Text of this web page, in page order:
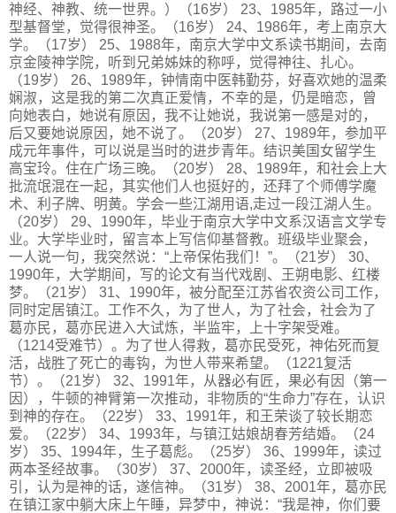
神经、神教、统一世界。）（16岁） 23、1985年，路过一小
型基督堂，觉得很神圣。（16岁） 24、1986年，考上南京大
学。（17岁） 25、1988年，南京大学中文系读书期间，去南
京金陵神学院，听到兄弟姊妹的称呼，觉得神往、扎心。
（19岁） 26、1989年，钟情南中医韩勤芬，好喜欢她的温柔
娴淑，这是我的第二次真正爱情，不幸的是，仍是暗恋，曾
向她表白，她说有原因，我不让她说，我说第一感是对的，
后又要她说原因，她不说了。（20岁） 27、1989年，参加平
成元年事件，可以说是当时的进步青年。结识美国女留学生
高宝玲。住在广场三晚。（20岁） 28、1989年，和社会上大
批流氓混在一起，其实他们人也挺好的，还拜了个师傅学魔
术、利子牌、明黄。学会一些江湖用语,走过一段江湖人生。
（20岁） 29、1990年，毕业于南京大学中文系汉语言文学专
业。大学毕业时，留言本上写信仰基督教。班级毕业聚会，
一人说一句，我突然说：“上帝保佑我们！”。（21岁） 30、
1990年，大学期间，写的论文有当代戏剧、王朔电影、红楼
梦。（21岁） 31、1990年，被分配至江苏省农资公司工作，
同时定居镇江。工作不久，为了世人，为了社会，社会为了
葛亦民，葛亦民进入大试炼，半监牢，上十字架受难。
（1214受难节）。为了世人得救，葛亦民受死，神佑死而复
活，战胜了死亡的毒钩，为世人带来希望。（1221复活
节）。（21岁） 32、1991年，从器必有匠，果必有因（第一
因），牛顿的神臂第一次推动，非物质的“生命力”存在，认识
到神的存在。（22岁） 33、1991年，和王荣谈了较长期恋
爱。（22岁） 34、1993年，与镇江姑娘胡春芳结婚。（24
岁） 35、1994年，生子葛彪。（25岁） 36、1999年，读过
两本圣经故事。（30岁） 37、2000年，读圣经，立即被吸
引，认为是神的话，遂信神。（31岁） 38、2001年，葛亦民
在镇江家中躺大床上午睡，异梦中，神说：“我是神，你们要